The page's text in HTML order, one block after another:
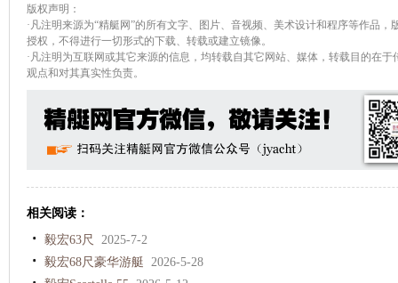
版权声明：
·凡注明来源为“精艇网”的所有文字、图片、音视频、美术设计和程序等作品
授权，不得进行一切形式的下载、转载或建立镜像。
·凡注明为互联网或其它来源的信息，均转载自其它网站、媒体，转载目的在
观点和对其真实性负责。
相关阅读：
毅宏63尺
2025-7-2
毅宏68尺豪华游艇 2026-5-28